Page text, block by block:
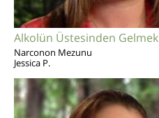
Alkolün Üstesinden Gelmek
Narconon Mezunu
Jessica P.